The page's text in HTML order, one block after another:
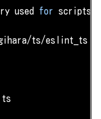
used for scripts
ts/eslint_ts